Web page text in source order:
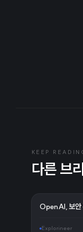
KEEP
다른 브
OpenAI, 보안
Explorineer